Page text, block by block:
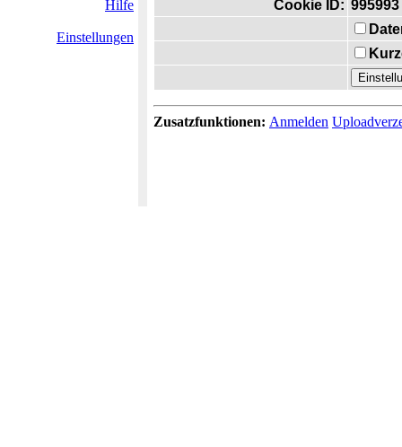
Hilfe
Einstellungen
Cookie ID: 995993
Zusatzfunktionen: Anmelden